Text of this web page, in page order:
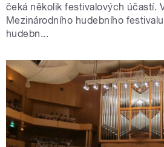
čeká několik festivalových účastí.
Mezinárodního hudebního
hudebn...